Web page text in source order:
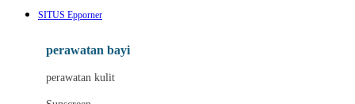
Lee Vierra
Lillebaby
Little Bird Told Me
Little Miss Janis
SITUS Epporner
perawatan bayi
perawatan kulit